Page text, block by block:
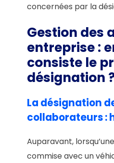
concernées par la
Gestion des
entreprise :
consiste le
désignation
La désignation
collaborateurs :
Auparavant,
commise avec un